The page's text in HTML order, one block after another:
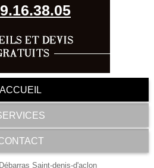
ACCUEIL
Débarras Saint-denis-d'aclon